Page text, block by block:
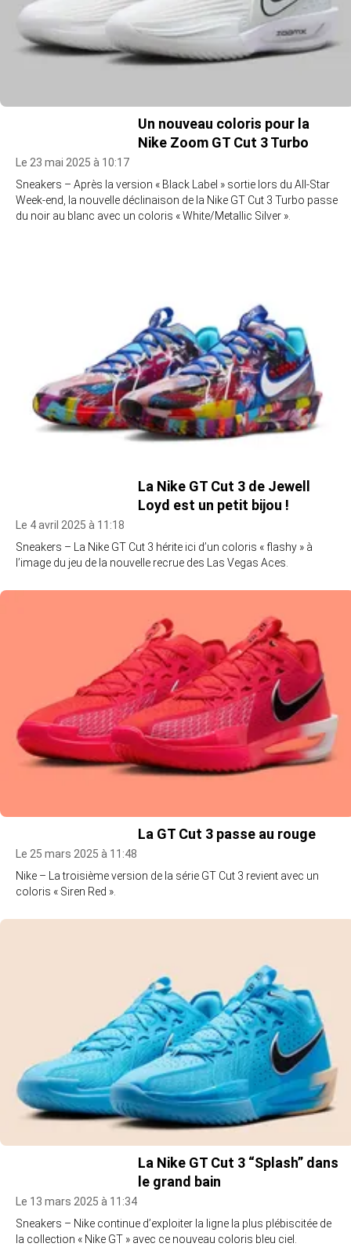
Un nouveau coloris pour la
Nike Zoom GT Cut 3 Turbo
Le 23 mai 2025 à 10:17
Sneakers – Après la version « Black Label » sortie lors du All-Star
Week-end, la nouvelle déclinaison de la Nike GT Cut 3 Turbo passe
du noir au blanc avec un coloris « White/Metallic Silver ».
La Nike GT Cut 3 de Jewell
Loyd est un petit bijou !
Le 4 avril 2025 à 11:18
Sneakers – La Nike GT Cut 3 hérite ici d’un coloris « flashy » à
l’image du jeu de la nouvelle recrue des Las Vegas Aces.
La GT Cut 3 passe au rouge
Le 25 mars 2025 à 11:48
Nike – La troisième version de la série GT Cut 3 revient avec un
coloris « Siren Red ».
La Nike GT Cut 3 “Splash” dans
le grand bain
Le 13 mars 2025 à 11:34
Sneakers – Nike continue d’exploiter la ligne la plus plébiscitée de
la collection « Nike GT » avec ce nouveau coloris bleu ciel.